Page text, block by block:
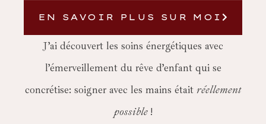
EN SAVOIR PLUS SUR MOI
J’ai découvert les soins énergétiques avec
l’émerveillement du rêve d’enfant qui se
concrétise: soigner avec les mains était réellement
possible !